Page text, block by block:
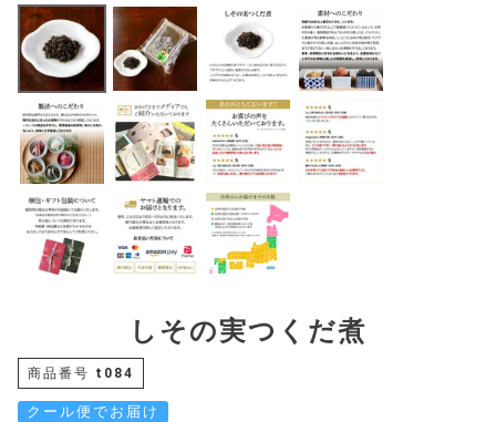
しその実つくだ煮
商品番号 t084
クール便でお届け